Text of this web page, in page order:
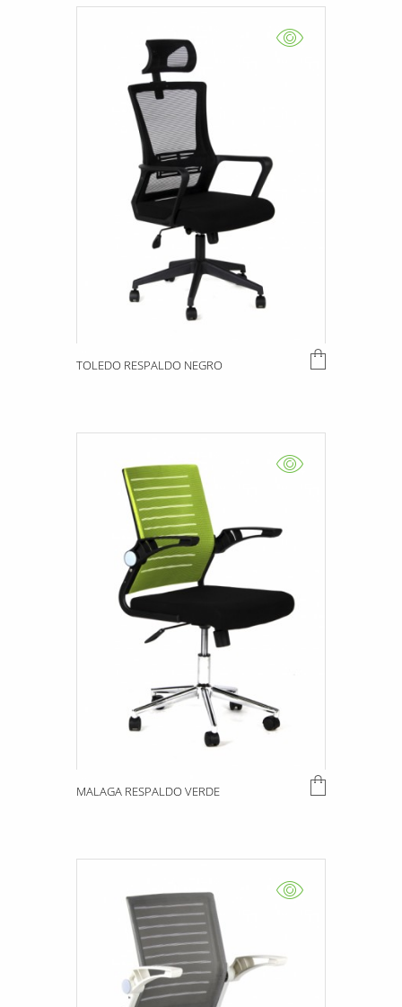
TOLEDO RESPALDO NEGRO
MALAGA RESPALDO VERDE